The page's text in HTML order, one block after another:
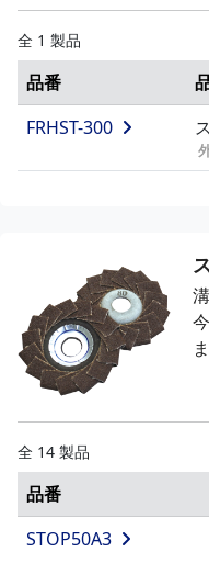
全 1 製品
品番
FRHST-300
全 14 製品
品番
STOP50A3